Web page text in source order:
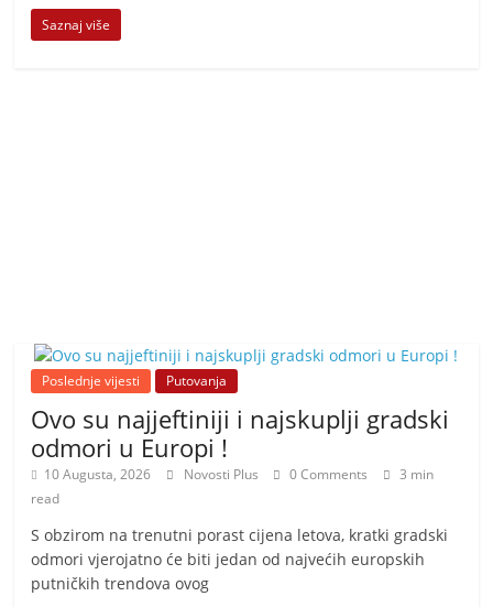
Saznaj više
Poslednje vijesti Putovanja
Ovo su najjeftiniji i najskuplji gradski
odmori u Europi !
10 Augusta, 2026 Novosti Plus 0 Comments
3 min
read
S obzirom na trenutni porast cijena letova, kratki gradski
odmori vjerojatno će biti jedan od najvećih europskih
putničkih trendova ovog